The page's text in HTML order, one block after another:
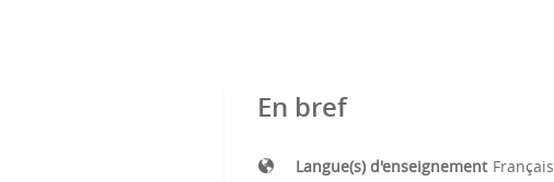
En bref
Langue(s) d'enseignement Français